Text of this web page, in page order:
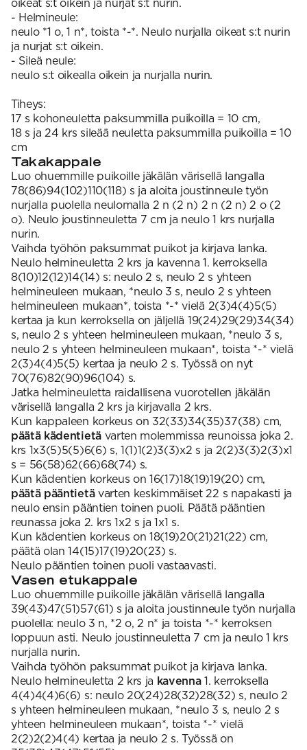
oikeat s:t oikein ja nurjat s:t nurin.
- Helmineule:
neulo *1 o, 1 n*, toista *-*. Neulo nurjalla oikeat s:t nurin
ja nurjat s:t oikein.
- Sileä neule:
neulo s:t oikealla oikein ja nurjalla nurin.
Tiheys:
17 s kohoneuletta paksummilla puikoilla = 10 cm,
18 s ja 24 krs sileää neuletta paksummilla puikoilla = 10
cm
Takakappale
Luo ohuemmille puikoille jäkälän värisellä langalla
78(86)94(102)110(118) s ja aloita joustinneule työn
nurjalla puolella neulomalla 2 n (2 n) 2 n (2 n) 2 o (2
o). Neulo joustinneuletta 7 cm ja neulo 1 krs nurjalla
nurin.
Vaihda työhön paksummat puikot ja kirjava lanka.
Neulo helmineuletta 2 krs ja kavenna 1. kerroksella
8(10)12(12)14(14) s: neulo 2 s, neulo 2 s yhteen
helmineuleen mukaan, *neulo 3 s, neulo 2 s yhteen
helmineuleen mukaan*, toista *-* vielä 2(3)4(4)5(5)
kertaa ja kun kerroksella on jäljellä 19(24)29(29)34(34)
s, neulo 2 s yhteen helmineuleen mukaan, *neulo 3 s,
neulo 2 s yhteen helmineuleen mukaan*, toista *-* vielä
2(3)4(4)5(5) kertaa ja neulo 2 s. Työssä on nyt
70(76)82(90)96(104) s.
Jatka helmineuletta raidallisena vuorotellen jäkälän
värisellä langalla 2 krs ja kirjavalla 2 krs.
Kun kappaleen korkeus on 32(33)34(35)37(38) cm,
päätä kädentietävarten molemmissa reunoissa joka 2.
krs 1x3(5)5(5)6(6) s, 1(1)1(2)3(3)x2 s ja 2(2)3(3)2(3)x1
s = 56(58)62(66)68(74) s.
Kun kädentien korkeus on 16(17)18(19)19(20) cm,
päätä pääntietävarten keskimmäiset 22 s napakasti ja
neulo ensin pääntien toinen puoli. Päätä pääntien
reunassa joka 2. krs 1x2 s ja 1x1 s.
Kun kädentien korkeus on 18(19)20(21)21(22) cm,
päätä olan 14(15)17(19)20(23) s.
Neulo pääntien toinen puoli vastaavasti.
Vasen etukappale
Luo ohuemmille puikoille jäkälän värisellä langalla
39(43)47(51)57(61) s ja aloita joustinneule työn nurjalla
puolella: neulo 3 n, *2 o, 2 n* ja toista *-* kerroksen
loppuun asti. Neulo joustinneuletta 7 cm ja neulo 1 krs
nurjalla nurin.
Vaihda työhön paksummat puikot ja kirjava lanka.
Neulo helmineuletta 2 krs ja kavenna1. kerroksella
4(4)4(4)6(6) s: neulo 20(24)28(32)28(32) s, neulo 2
s yhteen helmineuleen mukaan, *neulo 3 s, neulo 2 s
yhteen helmineuleen mukaan*, toista *-* vielä
2(2)2(2)4(4) kertaa ja neulo 2 s. Työssä on